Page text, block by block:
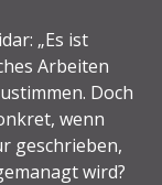
„Es ist
Arbeiten
Doch
wenn
geschrieben,
wird?